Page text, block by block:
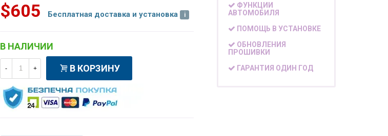
$605 Бесплатная доставка и установка
В НАЛИЧИИ
- + В КОРЗИНУ
ФУНКЦИИ
АВТОМОБИЛЯ
ПОМОЩЬ В УСТАНОВКЕ
ОБНОВЛЕНИЯ
ПРОШИВКИ
ГАРАНТИЯ ОДИН ГОД